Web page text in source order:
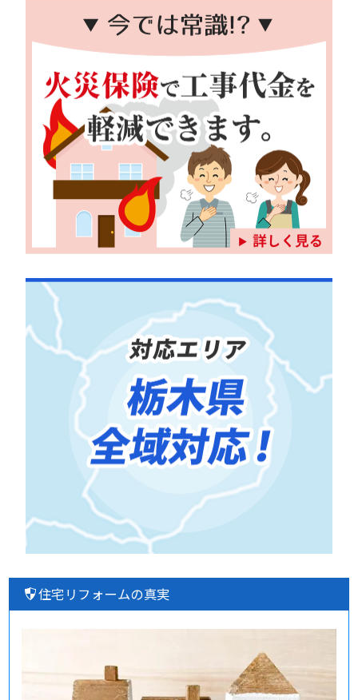
住宅リフォームの真実